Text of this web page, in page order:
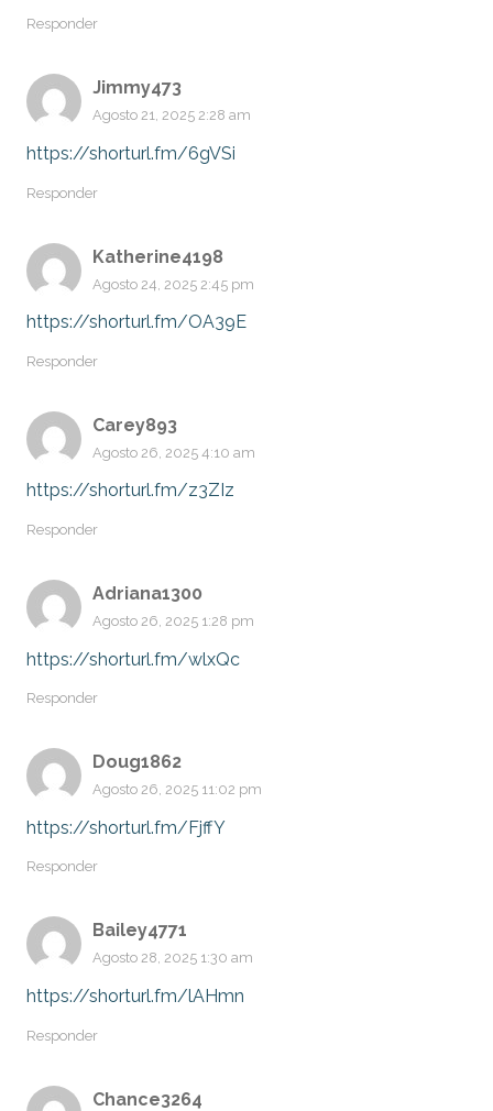
Responder
Jimmy473
Agosto 21, 2025 2:28 am
https://shorturl.fm/6gVSi
Responder
Katherine4198
Agosto 24, 2025 2:45 pm
https://shorturl.fm/OA39E
Responder
Carey893
Agosto 26, 2025 4:10 am
https://shorturl.fm/z3ZIz
Responder
Adriana1300
Agosto 26, 2025 1:28 pm
https://shorturl.fm/wlxQc
Responder
Doug1862
Agosto 26, 2025 11:02 pm
https://shorturl.fm/FjffY
Responder
Bailey4771
Agosto 28, 2025 1:30 am
https://shorturl.fm/lAHmn
Responder
Chance3264